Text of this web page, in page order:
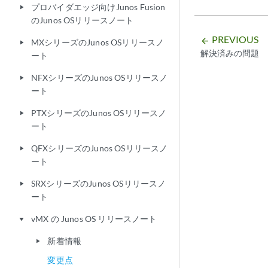
play_arrow
プロバイダエッジ向けJunos Fusion
のJunos OSリリースノート
play_arrow
MXシリーズのJunos OSリリースノ
ート
play_arrow
NFXシリーズのJunos OSリリースノ
ート
play_arrow
PTXシリーズのJunos OSリリースノ
ート
play_arrow
QFXシリーズのJunos OSリリースノ
ート
play_arrow
SRXシリーズのJunos OSリリースノ
ート
play_arrow vMX の Junos OS リリースノート
play_arrow
新着情報
変更点
arrow_backward PREVIOUS
解決済みの問題